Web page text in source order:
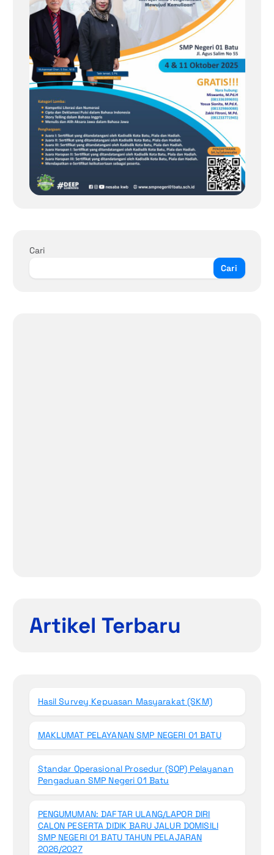
Cari
Cari
Artikel Terbaru
Hasil Survey Kepuasan Masyarakat (SKM)
MAKLUMAT PELAYANAN SMP NEGERI 01 BATU
Standar Operasional Prosedur (SOP) Pelayanan
Pengaduan SMP Negeri 01 Batu
PENGUMUMAN: DAFTAR ULANG/LAPOR DIRI
CALON PESERTA DIDIK BARU JALUR DOMISILI
SMP NEGERI 01 BATU TAHUN PELAJARAN
2026/2027